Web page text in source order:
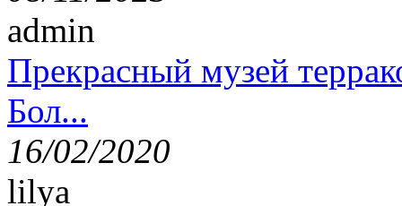
admin
Прекрасный музей
Бол...
16/02/2020
lilya